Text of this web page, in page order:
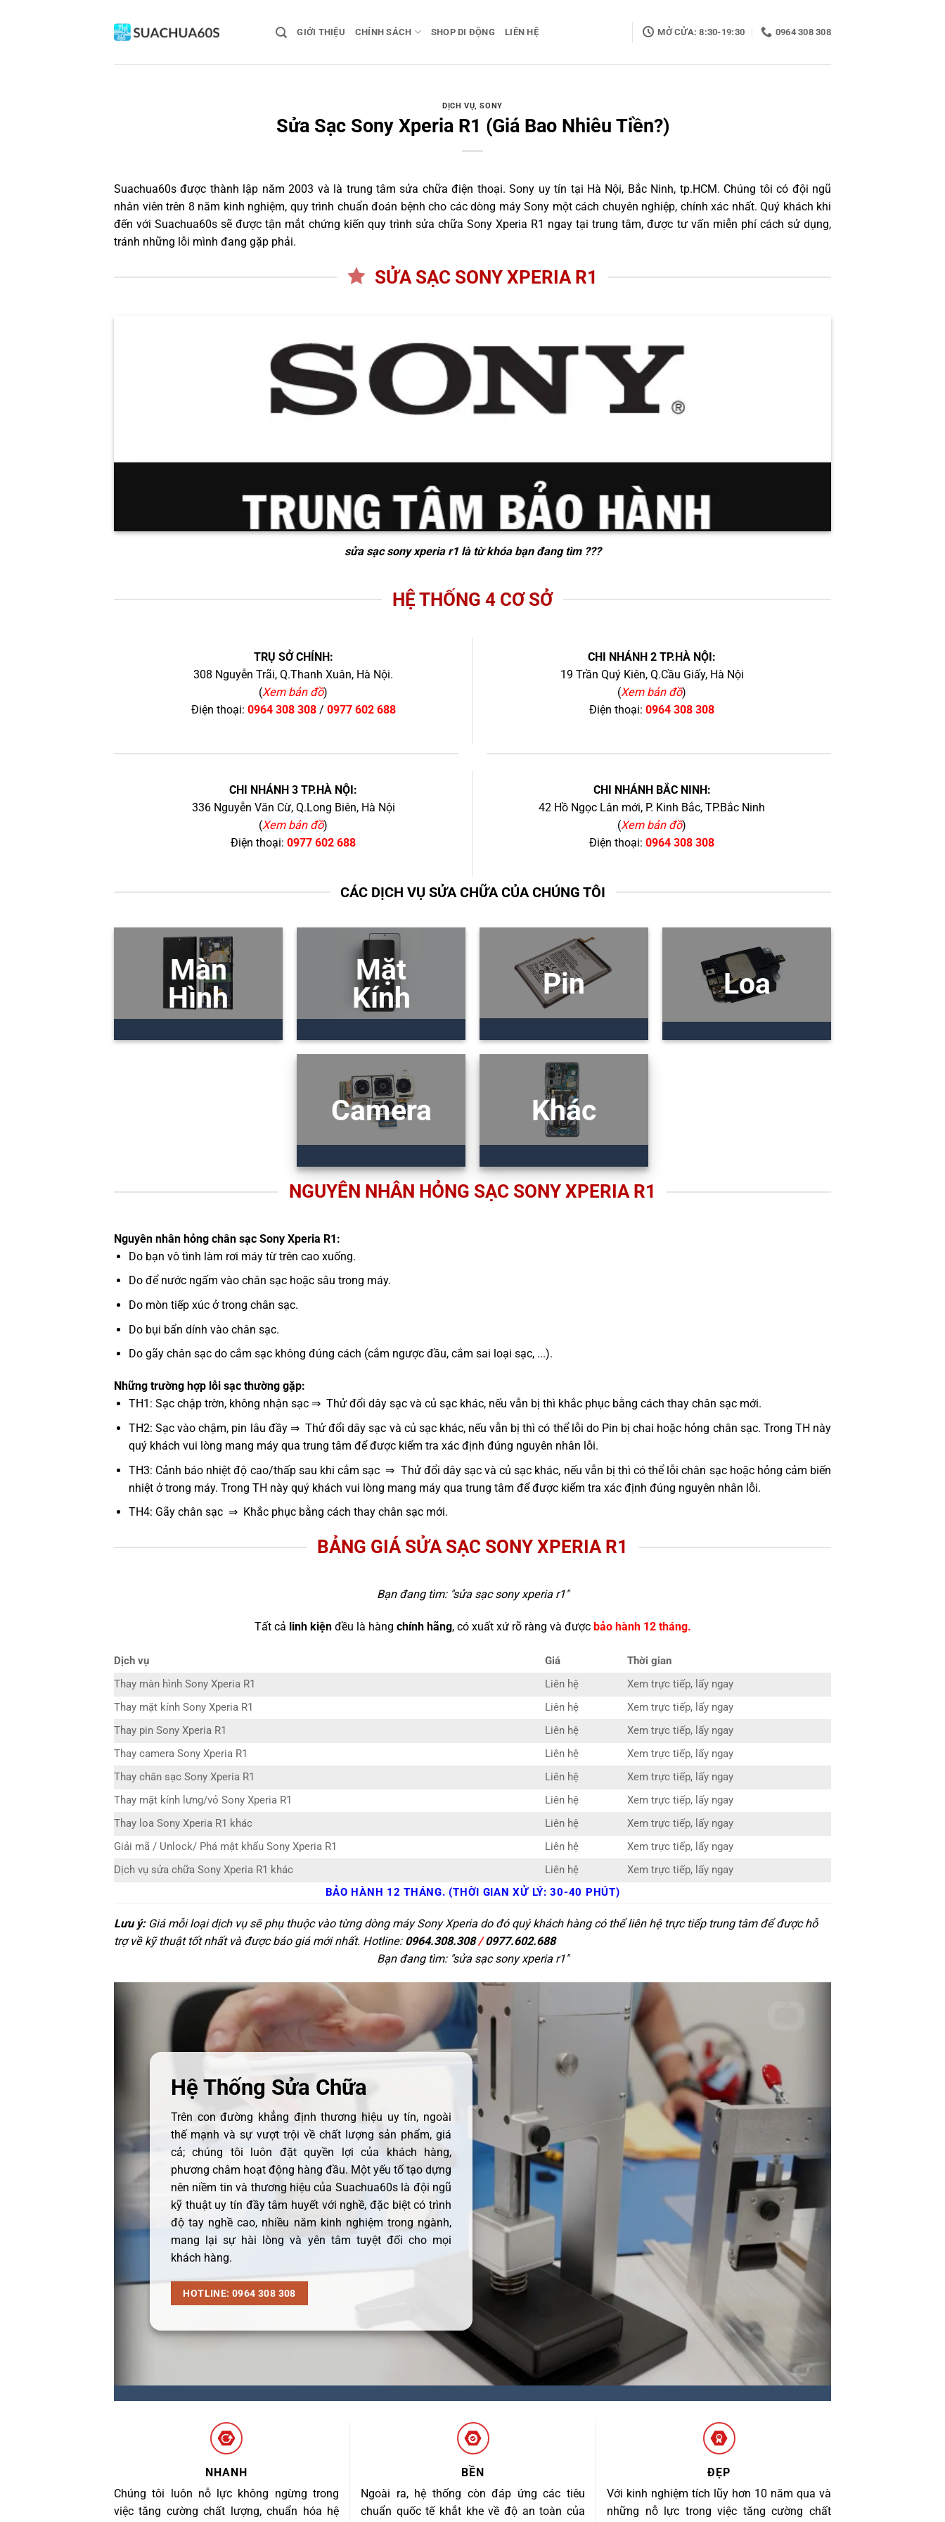
GIỚI THIỆU CHÍNH SÁCH SHOP DI ĐỘNG LIÊN HỆ MỞ CỬA: 8:30-19:30 0964 308 308
DỊCH VỤ,SONY
Sửa Sạc Sony Xperia R1 (Giá Bao Nhiêu Tiền?)
Suachua60s được thành lập năm 2003 và là trung tâm sửa chữa điện thoại. Sony uy tín tại Hà Nội, Bắc Ninh, tp.HCM. Chúng tôi có đội ngũ
nhân viên trên 8 năm kinh nghiệm, quy trình chuẩn đoán bệnh cho các dòng máy Sony một cách chuyên nghiệp, chính xác nhất. Quý khách khi
đến với Suachua60s sẽ được tận mắt chứng kiến quy trình sửa chữa Sony Xperia R1 ngay tại trung tâm, được tư vấn miễn phí cách sử dụng,
tránh những lỗi mình đang gặp phải.
SỬA SẠC SONY XPERIA R1
sửa sạc sony xperia r1là từ khóa bạn đang tìm ???
HỆ THỐNG 4 CƠ SỞ
TRỤ SỞ CHÍNH:
308 Nguyễn Trãi, Q.Thanh Xuân, Hà Nội.
(Xem bản đồ)
Điện thoại: 0964 308 308/ 0977 602 688
CHI NHÁNH 2 TP.HÀ NỘI:
19 Trần Quý Kiên, Q.Cầu Giấy, Hà Nội
(Xem bản đồ)
Điện thoại: 0964 308 308
CHI NHÁNH 3 TP.HÀ NỘI:
336 Nguyễn Văn Cừ, Q.Long Biên, Hà Nội
(Xem bản đồ)
Điện thoại: 0977 602 688
CHI NHÁNH BẮC NINH:
42 Hồ Ngọc Lân mới, P. Kinh Bắc, TP.Bắc Ninh
(Xem bản đồ)
Điện thoại: 0964 308 308
CÁC DỊCH VỤ SỬA CHỮA CỦA CHÚNG TÔI
Màn
Hình
Mặt
Kính
Pin Loa
Camera Khác
NGUYÊN NHÂN HỎNG SẠC SONY XPERIA R1
Nguyên nhân hỏng chân sạc Sony Xperia R1:
Do bạn vô tình làm rơi máy từ trên cao xuống.
Do để nước ngấm vào chân sạc hoặc sâu trong máy.
Do mòn tiếp xúc ở trong chân sạc.
Do bụi bẩn dính vào chân sạc.
Do gãy chân sạc do cắm sạc không đúng cách (cắm ngược đầu, cắm sai loại sạc, ...).
Những trường hợp lỗi sạc thường gặp:
TH1: Sạc chập trờn, không nhận sạc ⇒ Thử đổi dây sạc và củ sạc khác, nếu vẫn bị thì khắc phục bằng cách thay chân sạc mới.
TH2: Sạc vào chậm, pin lâu đầy ⇒ Thử đổi dây sạc và củ sạc khác, nếu vẫn bị thì có thể lỗi do Pin bị chai hoặc hỏng chân sạc. Trong TH này
quý khách vui lòng mang máy qua trung tâm để được kiểm tra xác định đúng nguyên nhân lỗi.
TH3: Cảnh báo nhiệt độ cao/thấp sau khi cắm sạc ⇒ Thử đổi dây sạc và củ sạc khác, nếu vẫn bị thì có thể lỗi chân sạc hoặc hỏng cảm biến
nhiệt ở trong máy. Trong TH này quý khách vui lòng mang máy qua trung tâm để được kiểm tra xác định đúng nguyên nhân lỗi.
TH4: Gãy chân sạc ⇒ Khắc phục bằng cách thay chân sạc mới.
BẢNG GIÁ SỬA SẠC SONY XPERIA R1
Bạn đang tìm: "sửa sạc sony xperia r1"
Tất cả linh kiệnđều là hàng chính hãng, có xuất xứ rõ ràng và được bảo hành 12 tháng.
Dịch vụ Giá
Thời gian
Thay màn hình Sony Xperia R1
Liên hệ
Xem trực tiếp, lấy ngay
Thay mặt kính Sony Xperia R1
Liên hệ
Xem trực tiếp, lấy ngay
Thay pin Sony Xperia R1
Liên hệ
Xem trực tiếp, lấy ngay
Thay camera Sony Xperia R1
Liên hệ
Xem trực tiếp, lấy ngay
Thay chân sạc Sony Xperia R1
Liên hệ
Xem trực tiếp, lấy ngay
Thay mặt kính lưng/vỏ Sony Xperia R1
Liên hệ
Xem trực tiếp, lấy ngay
Thay loa Sony Xperia R1 khác
Liên hệ
Xem trực tiếp, lấy ngay
Giải mã / Unlock/ Phá mật khẩu Sony Xperia R1
Liên hệ
Xem trực tiếp, lấy ngay
Dịch vụ sửa chữa Sony Xperia R1 khác
Liên hệ
Xem trực tiếp, lấy ngay
BẢO HÀNH 12 THÁNG. (THỜI GIAN XỬ LÝ: 30-40 PHÚT)
Lưu ý:Giá mỗi loại dịch vụ sẽ phụ thuộc vào từng dòng máy Sony Xperia do đó quý khách hàng có thể liên hệ trực tiếp trung tâm để được hỗ
trợ về kỹ thuật tốt nhất và được báo giá mới nhất. Hotline: 0964.308.308/0977.602.688
Bạn đang tìm: "sửa sạc sony xperia r1"
Hệ Thống Sửa Chữa
Trên con đường khẳng định thương hiệu uy tín, ngoài
thế mạnh và sự vượt trội về chất lượng sản phẩm, giá
cả; chúng tôi luôn đặt quyền lợi của khách hàng,
phương châm hoạt động hàng đầu. Một yếu tố tạo dựng
nên niềm tin và thương hiệu của Suachua60s là đội ngũ
kỹ thuật uy tín đầy tâm huyết với nghề, đặc biệt có trình
độ tay nghề cao, nhiều năm kinh nghiệm trong ngành,
mang lại sự hài lòng và yên tâm tuyệt đối cho mọi
khách hàng.
HOTLINE: 0964 308 308
NHANH
Chúng tôi luôn nỗ lực không ngừng trong
việc tăng cường chất lượng, chuẩn hóa hệ
BỀN
Ngoài ra, hệ thống còn đáp ứng các tiêu
chuẩn quốc tế khắt khe về độ an toàn của
ĐẸP
Với kinh nghiệm tích lũy hơn 10 năm qua và
những nỗ lực trong việc tăng cường chất